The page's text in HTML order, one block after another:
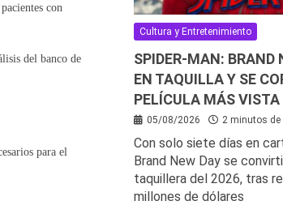
con
del banco de
para el
Cultura y Entretenimiento
SPIDER-MAN: BRAND
EN TAQUILLA Y SE
PELÍCULA MÁS VISTA
05/08/2026 2 minutos de
Con solo siete días en
Brand New Day se
taquillera del 2026, tras
millones de dólares